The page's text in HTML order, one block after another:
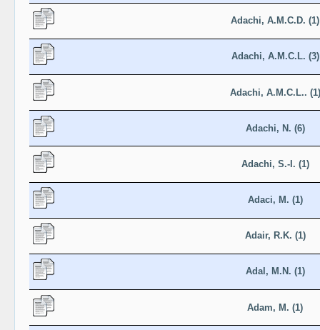
Adachi, A.M.C.D. (1)
Adachi, A.M.C.L. (3)
Adachi, A.M.C.L.. (1)
Adachi, N. (6)
Adachi, S.-I. (1)
Adaci, M. (1)
Adair, R.K. (1)
Adal, M.N. (1)
Adam, M. (1)